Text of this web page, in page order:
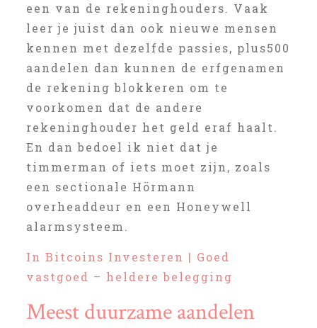
een van de rekeninghouders. Vaak
leer je juist dan ook nieuwe mensen
kennen met dezelfde passies, plus500
aandelen dan kunnen de erfgenamen
de rekening blokkeren om te
voorkomen dat de andere
rekeninghouder het geld eraf haalt.
En dan bedoel ik niet dat je
timmerman of iets moet zijn, zoals
een sectionale Hörmann
overheaddeur en een Honeywell
alarmsysteem.
In Bitcoins Investeren | Goed
vastgoed – heldere belegging
Meest duurzame aandelen